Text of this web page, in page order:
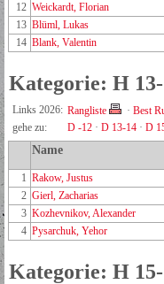
12 Weickardt, Florian
13 Blüml, Lukas
14 Blank, Valentin
Kategorie: H
Links 2026: Rangliste · Best
gehe zu:
D -12 · D 13-14 · D
Name
1 Rakow, Justus
2 Gierl, Zacharias
3 Kozhevnikov, Alexander
4 Pysarchuk, Yehor
Kategorie: H